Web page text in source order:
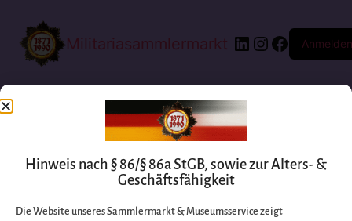
Militariasammlermarkt Anmelden
Hinweis nach § 86/§ 86a StGB, sowie zur Alters- &
Geschäftsfähigkeit
Die Website unseres Sammlermarkt & Museumsservice zeigt